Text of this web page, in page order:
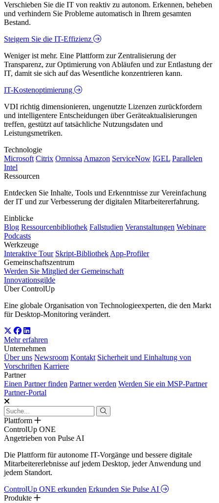
Verschieben Sie die IT von reaktiv zu autonom. Erkennen, beheben
und verhindern Sie Probleme automatisch in Ihrem gesamten
Bestand.
Steigern Sie die IT-Effizienz
Weniger ist mehr. Eine Plattform zur Zentralisierung der
Transparenz, zur Optimierung von Abläufen und zur Entlastung der
IT, damit sie sich auf das Wesentliche konzentrieren kann.
IT-Kostenoptimierung
VDI richtig dimensionieren, ungenutzte Lizenzen zurückfordern
und intelligentere Entscheidungen über Geräteaktualisierungen
treffen, gestützt auf tatsächliche Nutzungsdaten und
Leistungsmetriken.
Technologie
Microsoft Citrix Omnissa Amazon ServiceNow IGEL Parallelen
Intel
Ressourcen
Entdecken Sie Inhalte, Tools und Erkenntnisse zur Vereinfachung
der IT und zur Verbesserung der digitalen Mitarbeitererfahrung.
Einblicke
Blog Ressourcenbibliothek Fallstudien Veranstaltungen Webinare
Podcasts
Werkzeuge
Interaktive Tour Skript-Bibliothek App-Profiler
Gemeinschaftszentrum
Werden Sie Mitglied der Gemeinschaft
Innovationsgilde
Über ControlUp
Eine globale Organisation von Technologieexperten, die den Markt
für Desktop-Monitoring verändert.
Mehr erfahren
Unternehmen
Über uns Newsroom Kontakt Sicherheit und Einhaltung von
Vorschriften Karriere
Partner
Einen Partner finden Partner werden Werden Sie ein MSP-Partner
Partner-Portal
Plattform
ControlUp ONE
Angetrieben von Pulse AI
Die Plattform für autonome IT-Vorgänge und bessere digitale
Mitarbeitererlebnisse auf jedem Desktop, jeder Anwendung und
jedem Standort.
ControlUp ONE erkunden Erkunden Sie Pulse AI
Produkte